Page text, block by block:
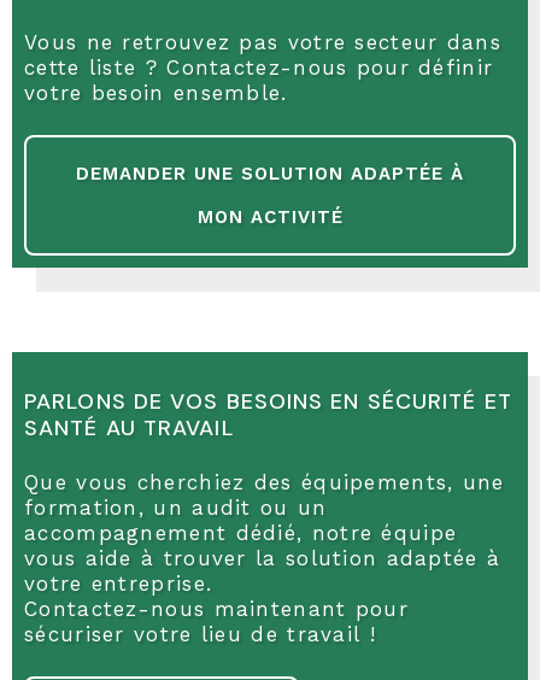
Vous ne retrouvez pas votre secteur dans
cette liste ? Contactez-nous pour définir
votre besoin ensemble.
DEMANDER UNE SOLUTION ADAPTÉE À
MON ACTIVITÉ
PARLONS DE VOS BESOINS EN SÉCURITÉ ET
SANTÉ AU TRAVAIL
Que vous cherchiez des équipements, une
formation, un audit ou un
accompagnement dédié, notre équipe
vous aide à trouver la solution adaptée à
votre entreprise.
Contactez-nous maintenant pour
sécuriser votre lieu de travail !